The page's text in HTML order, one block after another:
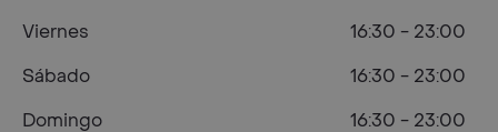
Viernes
16:30 - 23:00
Sábado
16:30 - 23:00
Domingo
16:30 - 23:00